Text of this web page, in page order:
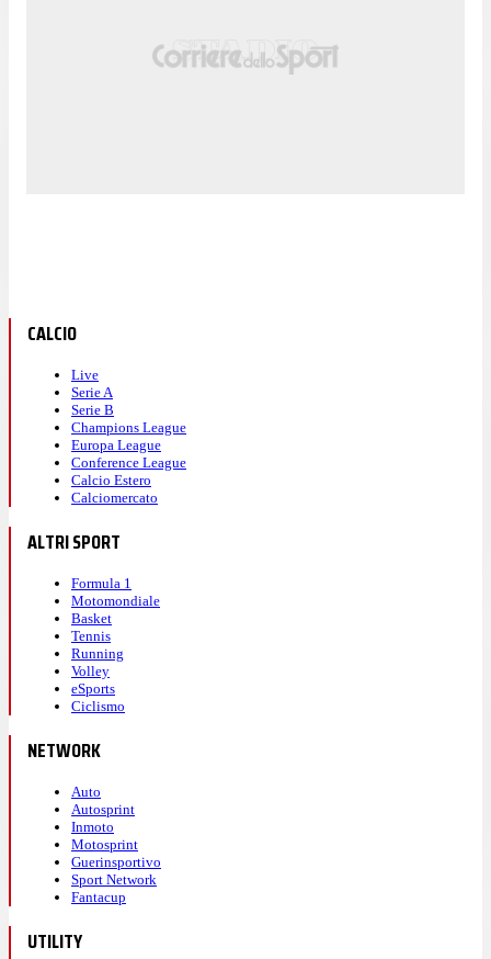
CALCIO
Live
Serie A
Serie B
Champions League
Europa League
Conference League
Calcio Estero
Calciomercato
ALTRI SPORT
Formula 1
Motomondiale
Basket
Tennis
Running
Volley
eSports
Ciclismo
NETWORK
Auto
Autosprint
Inmoto
Motosprint
Guerinsportivo
Sport Network
Fantacup
UTILITY